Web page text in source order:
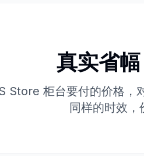
真实省
Store 柜台要付的价格，
同样的时效，